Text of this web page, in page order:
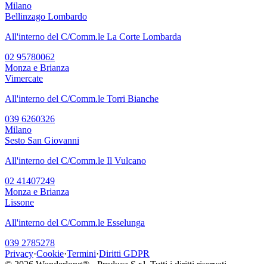
Milano
Bellinzago Lombardo
All'interno del C/Comm.le La Corte Lombarda
02 95780062
Monza e Brianza
Vimercate
All'interno del C/Comm.le Torri Bianche
039 6260326
Milano
Sesto San Giovanni
All'interno del C/Comm.le Il Vulcano
02 41407249
Monza e Brianza
Lissone
All'interno del C/Comm.le Esselunga
039 2785278
Privacy·Cookie·Termini·Diritti GDPR